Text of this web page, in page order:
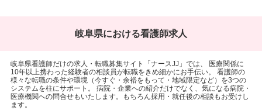
岐阜県における看護師求人
岐阜県看護師だけの求人・転職募集サイト「ナースJJ」では、 医療関係に
10年以上携わった経験者の相談員が転職をきめ細かにお手伝い。 看護師の
様々な転職の条件や環境（今すぐ・余裕をもって・地域限定など）を3つの
システムを柱にサポート。 病院・企業への紹介だけでなく、気になる病院・
医療機関への問合せもいたします。もちろん採用・就任後の相談もお受けし
ます。